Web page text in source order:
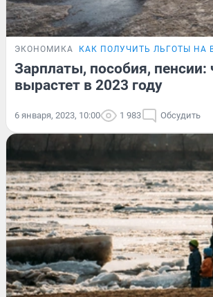
ЭКОНОМИКА КАК ПОЛУЧИТЬ ЛЬГОТЫ НА
Зарплаты, пособия, пенсии:
вырастет в 2023 году
6 января, 2023, 10:00 1 983 Обсудить